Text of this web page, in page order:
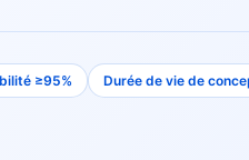
≥95% Durée de vie de